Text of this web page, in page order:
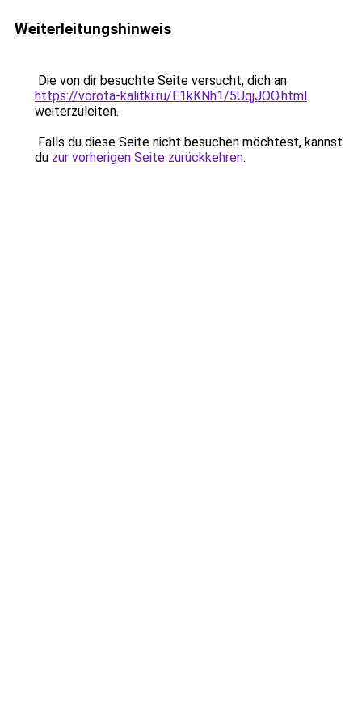
Weiterleitungshinweis
Die von dir besuchte Seite versucht, dich an
https://vorota-kalitki.ru/E1kKNh1/5UqjJOO.html
weiterzuleiten.
Falls du diese Seite nicht besuchen möchtest, kannst
du zur vorherigen Seite zurückkehren.